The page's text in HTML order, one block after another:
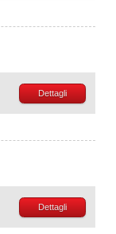
Dettagli
Dettagli